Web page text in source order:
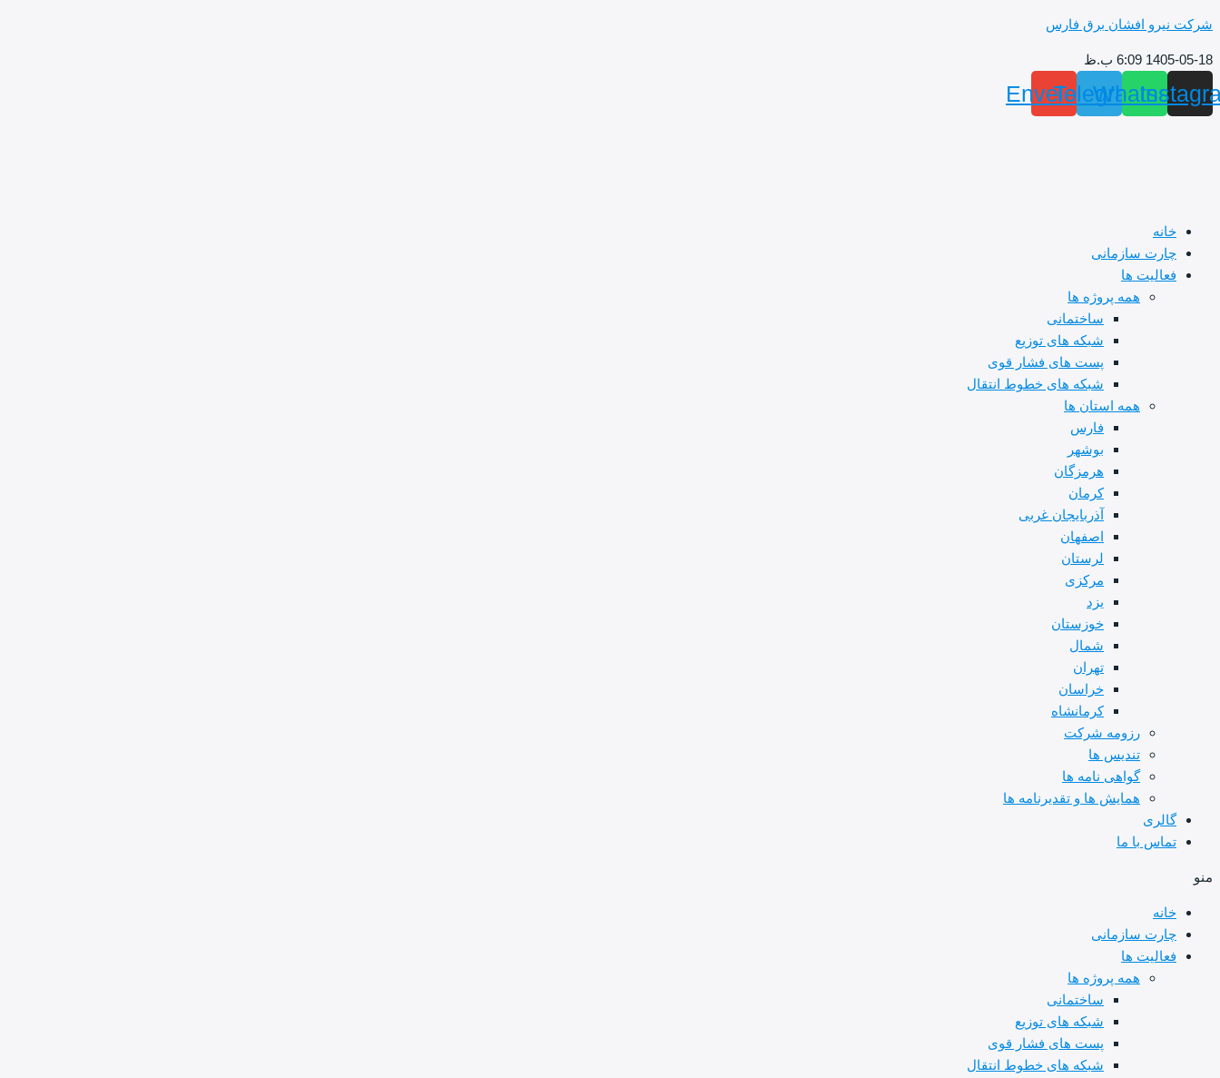
پرش
محتوا
شرکت نیرو افشان برق فارس
1405-05-18 6:09 ب.ظ
Whatsapp
Telegram
Envelope
خانه
چارت سازمانی
فعالیت ها
همه پروژه ها
ساختمانی
شبکه های توزیع
پست های فشار قوی
شبکه های خطوط انتقال
همه استان ها
فارس
بوشهر
هرمزگان
کرمان
آذربایجان غربی
اصفهان
لرستان
مرکزی
یزد
خوزستان
شمال
تهران
خراسان
کرمانشاه
رزومه شرکت
تندیس ها
گواهی نامه ها
همایش ها و تقدیرنامه ها
گالری
تماس با ما
منو
خانه
چارت سازمانی
فعالیت ها
همه پروژه ها
ساختمانی
شبکه های توزیع
پست های فشار قوی
شبکه های خطوط انتقال